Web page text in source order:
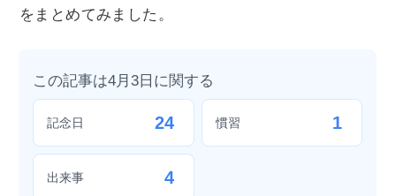
をまとめてみました。
この記事は4月3日に関する
記念日 24 慣習 1
出来事 4